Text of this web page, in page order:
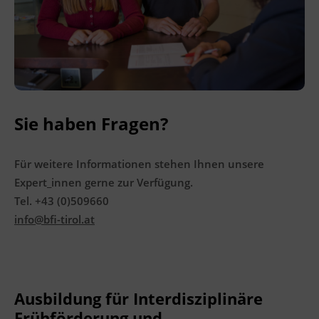
Leitung
Fachtrainer_in
Abschluss
Verlässlich planbar – Durchführung
garantiert.
Veranstaltungsort
Sie haben Fragen?
Für weitere Informationen stehen Ihnen unsere
Expert_innen gerne zur Verfügung.
Tel. +43 (0)509660
info@bfi-tirol.at
Ausbildung für Interdisziplinäre